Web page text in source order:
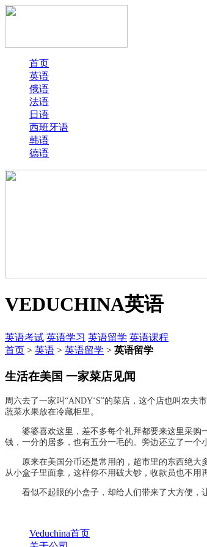
首页
英语
俄语
法语
日语
西班牙语
韩语
德语
VEDUCHINA英语
英语考试 英语学习 英语留学 英语课程
首页 > 英语 > 英语留学 > 英语留学
生活在美国 一家菜店见闻
周六去了一家叫“ANDY‘S”的菜店，这个店也叫农
蔬菜水果放在冷藏柜里。
婆婆喜欢这里，差不多每个礼拜都要来这里采购
钱，一分的居多，也有五分一毛的。旁边还立了一个
原来在美国分币还是常用的，超市里的东西绝大多
从小盒子里面拿，这样你不用破大钞，收款员也不用
看似不起眼的小盒子，却给人们带来了大方便，
Veduchina首页